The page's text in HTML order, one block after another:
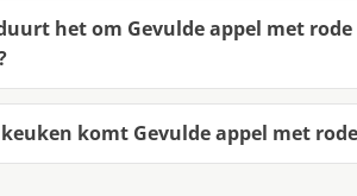
het om Gevulde appel met
komt Gevulde appel met